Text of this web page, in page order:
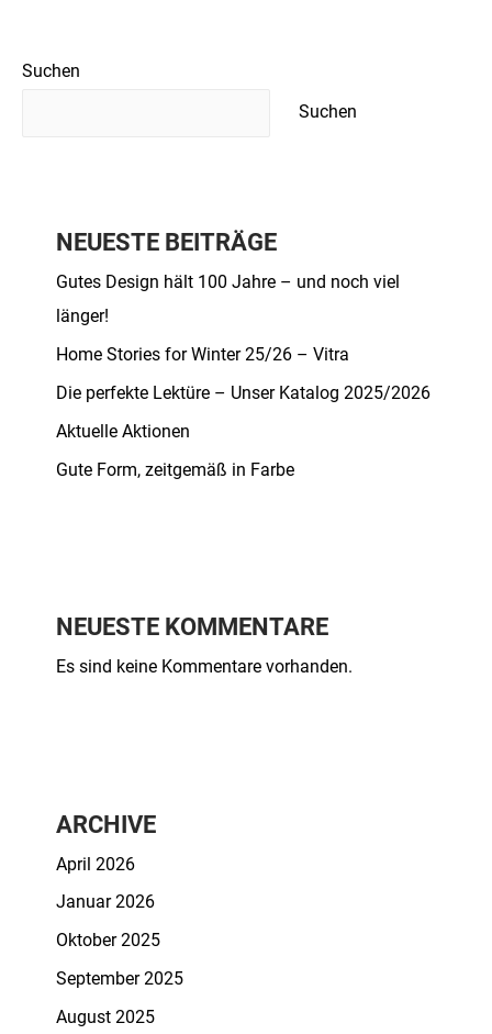
Suchen
Suchen
NEUESTE BEITRÄGE
Gutes Design hält 100 Jahre – und noch viel
länger!
Home Stories for Winter 25/26 – Vitra
Die perfekte Lektüre – Unser Katalog 2025/2026
Aktuelle Aktionen
Gute Form, zeitgemäß in Farbe
NEUESTE KOMMENTARE
Es sind keine Kommentare vorhanden.
ARCHIVE
April 2026
Januar 2026
Oktober 2025
September 2025
August 2025